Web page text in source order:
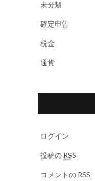
未分類
確定申告
税金
通貨
ログイン
投稿の RSS
コメントの RSS